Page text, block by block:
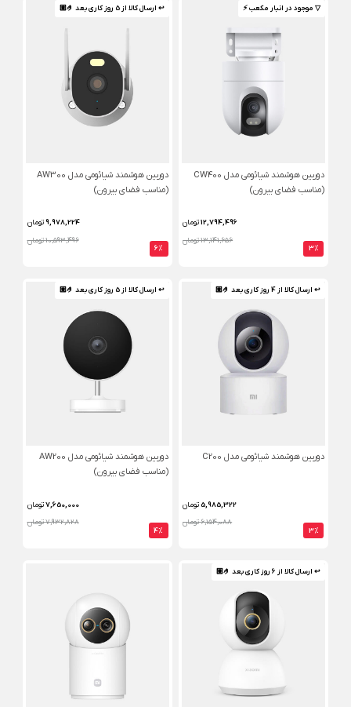
▽ موجود در انبار مکعب ⚡️
دوربین هوشمند شیائومی مدل CW400
(مناسب فضای بیرون)
12,794,496تومان
13,141,656 تومان
3%
↩ ارسال کالا از 5 روز کاری بعد 🤌🏼
دوربین هوشمند شیائومی مدل AW300
(مناسب فضای بیرون)
9,978,224تومان
10,593,496 تومان
6%
↩ ارسال کالا از 4 روز کاری بعد 🤌🏼
دوربین هوشمند شیائومی مدل C200
5,985,322تومان
6,154,088 تومان
3%
↩ ارسال کالا از 5 روز کاری بعد 🤌🏼
دوربین هوشمند شیائومی مدل AW200
(مناسب فضای بیرون)
7,650,000تومان
7,932,828 تومان
4%
↩ ارسال کالا از 6 روز کاری بعد 🤌🏼